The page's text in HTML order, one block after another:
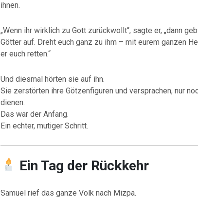
ihnen.
„Wenn ihr wirklich zu Gott zurückwollt“, sagte er, „dann
Götter auf. Dreht euch ganz zu ihm – mit eurem ganzen
er euch retten.“
Und diesmal hörten sie auf ihn.
Sie zerstörten ihre Götzenfiguren und versprachen, nur
dienen.
Das war der Anfang.
Ein echter, mutiger Schritt.
Ein Tag der Rückkehr
Samuel rief das ganze Volk nach Mizpa.